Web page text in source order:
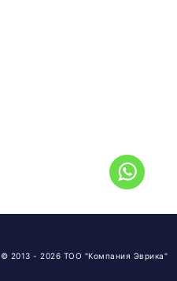
© 2013 - 2026 ТОО "Компания Эврика"